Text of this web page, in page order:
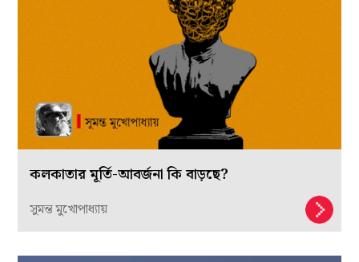
কলকাতার মূর্তি-আবর্জনা কি বাড়ছে?
সুমন্ত মুখোপাধ্যায়